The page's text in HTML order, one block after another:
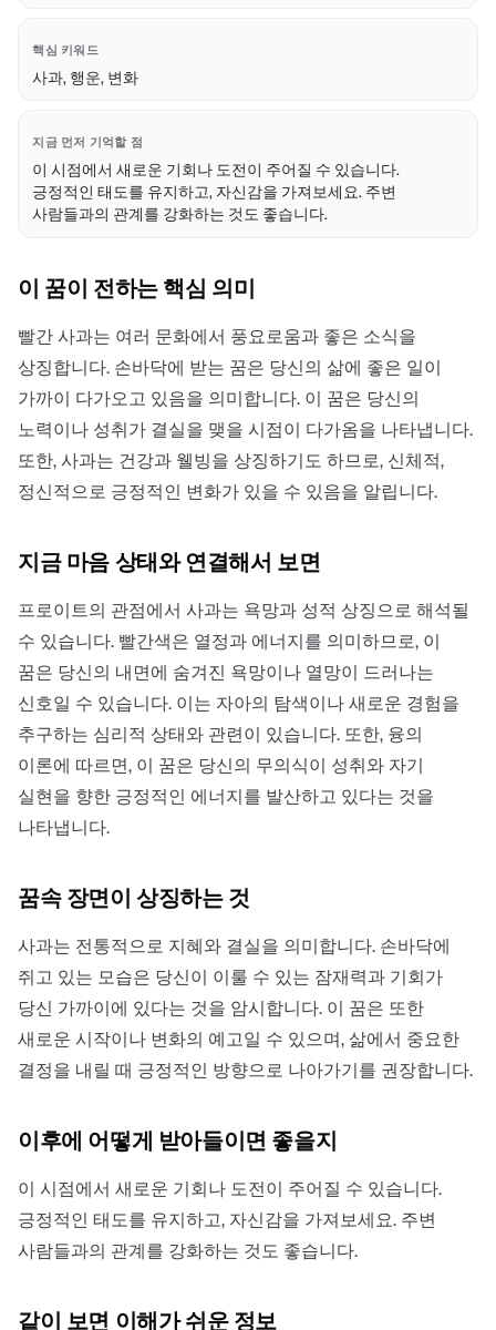
핵심 키워드
사과, 행운, 변화
지금 먼저 기억할 점
이 시점에서 새로운 기회나 도전이 주어질 수 있습니다.
긍정적인 태도를 유지하고, 자신감을 가져보세요. 주변
사람들과의 관계를 강화하는 것도 좋습니다.
이 꿈이 전하는 핵심 의미
빨간 사과는 여러 문화에서 풍요로움과 좋은 소식을
상징합니다. 손바닥에 받는 꿈은 당신의 삶에 좋은 일이
가까이 다가오고 있음을 의미합니다. 이 꿈은 당신의
노력이나 성취가 결실을 맺을 시점이 다가옴을 나타냅니다.
또한, 사과는 건강과 웰빙을 상징하기도 하므로, 신체적,
정신적으로 긍정적인 변화가 있을 수 있음을 알립니다.
지금 마음 상태와 연결해서 보면
프로이트의 관점에서 사과는 욕망과 성적 상징으로 해석될
수 있습니다. 빨간색은 열정과 에너지를 의미하므로, 이
꿈은 당신의 내면에 숨겨진 욕망이나 열망이 드러나는
신호일 수 있습니다. 이는 자아의 탐색이나 새로운 경험을
추구하는 심리적 상태와 관련이 있습니다. 또한, 융의
이론에 따르면, 이 꿈은 당신의 무의식이 성취와 자기
실현을 향한 긍정적인 에너지를 발산하고 있다는 것을
나타냅니다.
꿈속 장면이 상징하는 것
사과는 전통적으로 지혜와 결실을 의미합니다. 손바닥에
쥐고 있는 모습은 당신이 이룰 수 있는 잠재력과 기회가
당신 가까이에 있다는 것을 암시합니다. 이 꿈은 또한
새로운 시작이나 변화의 예고일 수 있으며, 삶에서 중요한
결정을 내릴 때 긍정적인 방향으로 나아가기를 권장합니다.
이후에 어떻게 받아들이면 좋을지
이 시점에서 새로운 기회나 도전이 주어질 수 있습니다.
긍정적인 태도를 유지하고, 자신감을 가져보세요. 주변
사람들과의 관계를 강화하는 것도 좋습니다.
같이 보면 이해가 쉬운 정보